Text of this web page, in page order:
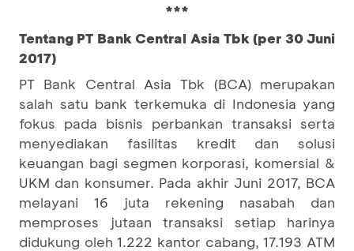
***
Tentang PT Bank Central Asia Tbk (per 30 Juni
2017)
PT Bank Central Asia Tbk (BCA) merupakan
salah satu bank terkemuka di Indonesia yang
fokus pada bisnis perbankan transaksi serta
menyediakan fasilitas kredit dan solusi
keuangan bagi segmen korporasi, komersial &
UKM dan konsumer. Pada akhir Juni 2017, BCA
melayani 16 juta rekening nasabah dan
memproses jutaan transaksi setiap harinya
didukung oleh 1.222 kantor cabang, 17.193 ATM